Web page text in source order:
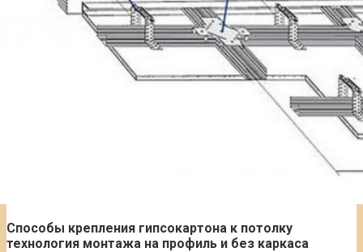
Способы крепления гипсокартона к потолку
технология монтажа на профиль и без каркаса